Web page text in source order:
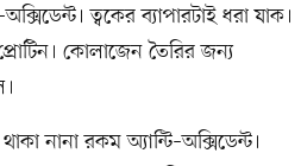
ত্বকের ব্যাপারটাই ধরা যাক।
কোলাজেন তৈরির জন্য
নানা রকম অ্যান্টি–অক্সিডেন্ট।